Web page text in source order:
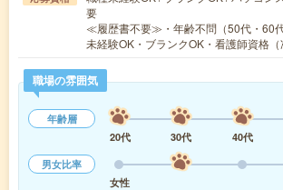
要
≪履歴書不要≫・年齢不問（50代・60
未経験OK・ブランクOK・看護師資格
職場の雰囲気
年齢層
20代
30代 40代
男女比率
女性